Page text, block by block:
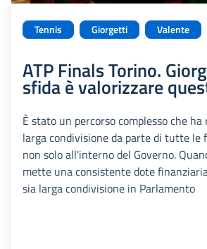
Tennis Giorgetti Valente
ATP Finals Torino.
sfida è valorizzare
È stato un percorso complesso che
larga condivisione da parte di tutte le
non solo all'interno del Governo.
mette una consistente dote
sia larga condivisione in Parlamento